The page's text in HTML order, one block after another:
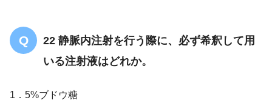
22 静脈内注射を行う際に、必ず希釈して用
いる注射液はどれか。
1．5%ブドウ糖